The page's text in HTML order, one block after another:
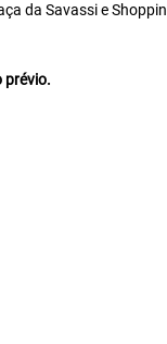
da Savassi e
prévio.